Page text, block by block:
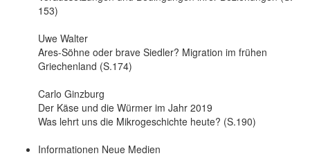
153)
Uwe Walter
Ares-Söhne oder brave Siedler? Migration im frühen
Griechenland (S.174)
Carlo Ginzburg
Der Käse und die Würmer im Jahr 2019
Was lehrt uns die Mikrogeschichte heute? (S.190)
Informationen Neue Medien